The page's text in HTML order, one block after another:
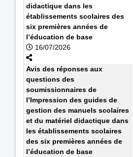
didactique dans les
établissements scolaires des
six premières années de
l’éducation de base
16/07/2026
Avis des réponses aux
questions des
soumissionnaires de
l’Impression des guides de
gestion des manuels scolaires
et du matériel didactique dans
les établissements scolaires
des six premières années de
l’éducation de base